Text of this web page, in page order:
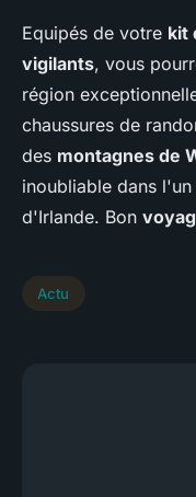
Equipés de votre kit
vigilants, vous
région
chaussures de
des montagnes de
inoubliable dans
d'Irlande. Bon
Actu